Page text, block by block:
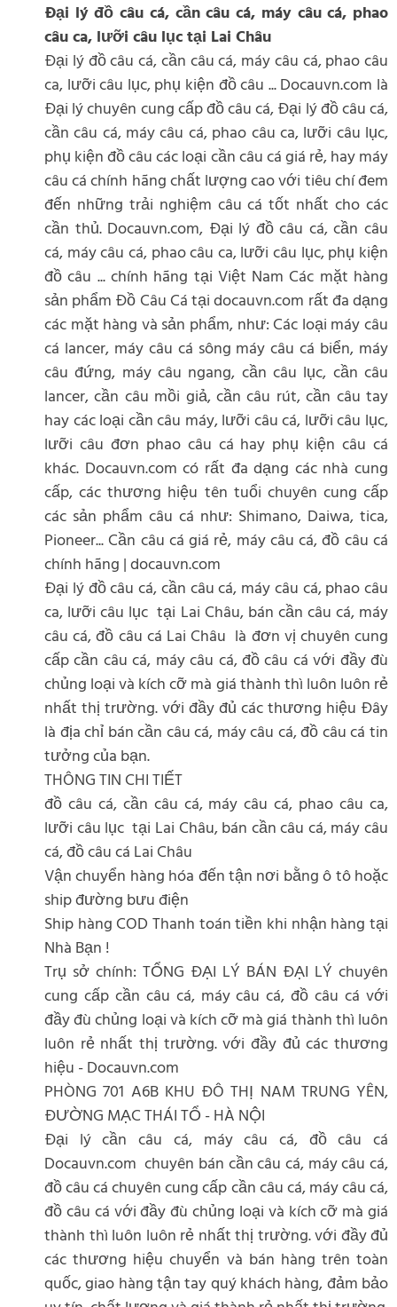
Đại lý đồ câu cá, cần câu cá, máy câu cá, phao
câu ca, lưỡi câu lục tại Lai Châu
Đại lý đồ câu cá, cần câu cá, máy câu cá, phao câu
ca, lưỡi câu lục, phụ kiện đồ câu ... Docauvn.com là
Đại lý chuyên cung cấp đồ câu cá, Đại lý đồ câu cá,
cần câu cá, máy câu cá, phao câu ca, lưỡi câu lục,
phụ kiện đồ câu các loại cần câu cá giá rẻ, hay máy
câu cá chính hãng chất lượng cao với tiêu chí đem
đến những trải nghiệm câu cá tốt nhất cho các
cần thủ. Docauvn.com, Đại lý đồ câu cá, cần câu
cá, máy câu cá, phao câu ca, lưỡi câu lục, phụ kiện
đồ câu ... chính hãng tại Việt Nam Các mặt hàng
sản phẩm Đồ Câu Cá tại docauvn.com rất đa dạng
các mặt hàng và sản phẩm, như: Các loại máy câu
cá lancer, máy câu cá sông máy câu cá biển, máy
câu đứng, máy câu ngang, cần câu lục, cần câu
lancer, cần câu mồi giả, cần câu rút, cần câu tay
hay các loại cần câu máy, lưỡi câu cá, lưỡi câu lục,
lưỡi câu đơn phao câu cá hay phụ kiện câu cá
khác. Docauvn.com có rất đa dạng các nhà cung
cấp, các thương hiệu tên tuổi chuyên cung cấp
các sản phẩm câu cá như: Shimano, Daiwa, tica,
Pioneer... Cần câu cá giá rẻ, máy câu cá, đồ câu cá
chính hãng | docauvn.com
Đại lý đồ câu cá, cần câu cá, máy câu cá, phao câu
ca, lưỡi câu lục tại Lai Châu, bán cần câu cá, máy
câu cá, đồ câu cá Lai Châu là đơn vị chuyên cung
cấp cần câu cá, máy câu cá, đồ câu cá với đầy đù
chủng loại và kích cỡ mà giá thành thì luôn luôn rẻ
nhất thị trường. với đầy đủ các thương hiệu Đây
là địa chỉ bán cần câu cá, máy câu cá, đồ câu cá tin
tưởng của bạn.
THÔNG TIN CHI TIẾT
đồ câu cá, cần câu cá, máy câu cá, phao câu ca,
lưỡi câu lục tại Lai Châu, bán cần câu cá, máy câu
cá, đồ câu cá Lai Châu
Vận chuyển hàng hóa đến tận nơi bằng ô tô hoặc
ship đường bưu điện
Ship hàng COD Thanh toán tiền khi nhận hàng tại
Nhà Bạn !
Trụ sở chính: TỔNG ĐẠI LÝ BÁN ĐẠI LÝ chuyên
cung cấp cần câu cá, máy câu cá, đồ câu cá với
đầy đù chủng loại và kích cỡ mà giá thành thì luôn
luôn rẻ nhất thị trường. với đầy đủ các thương
hiệu - Docauvn.com
PHÒNG 701 A6B KHU ĐÔ THỊ NAM TRUNG YÊN,
ĐƯỜNG MẠC THÁI TỔ - HÀ NỘI
Đại lý cần câu cá, máy câu cá, đồ câu cá
Docauvn.com chuyên bán cần câu cá, máy câu cá,
đồ câu cá chuyên cung cấp cần câu cá, máy câu cá,
đồ câu cá với đầy đù chủng loại và kích cỡ mà giá
thành thì luôn luôn rẻ nhất thị trường. với đầy đủ
các thương hiệu chuyển và bán hàng trên toàn
quốc, giao hàng tận tay quý khách hàng, đảm bảo